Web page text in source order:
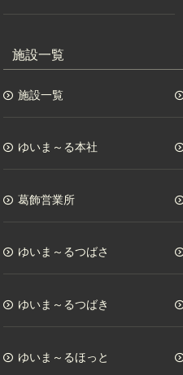
施設一覧
施設一覧
ゆいま～る本社
葛飾営業所
ゆいま～るつばさ
ゆいま～るつばき
ゆいま～るほっと